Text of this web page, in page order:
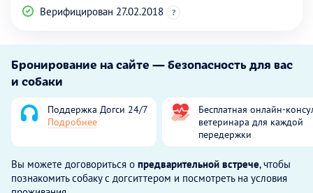
Верифицирован 27.02.2018
?
Бронирование на сайте — безопасность для вас
и собаки
Поддержка Догси 24/7
Подробнее
Бесплатная онлайн-
ветеринара для каждой
передержки
Вы можете договориться о предварительной встрече, чтобы
познакомить собаку с догситтером и посмотреть на условия